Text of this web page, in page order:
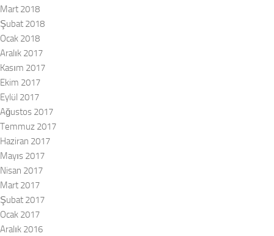
Mart 2018
Şubat 2018
Ocak 2018
Aralık 2017
Kasım 2017
Ekim 2017
Eylül 2017
Ağustos 2017
Temmuz 2017
Haziran 2017
Mayıs 2017
Nisan 2017
Mart 2017
Şubat 2017
Ocak 2017
Aralık 2016